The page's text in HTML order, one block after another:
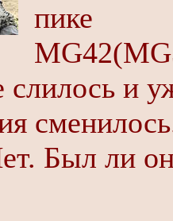
пике
слилось и
Был ли